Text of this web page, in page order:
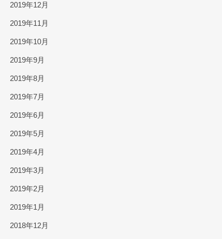
2019年12月
2019年11月
2019年10月
2019年9月
2019年8月
2019年7月
2019年6月
2019年5月
2019年4月
2019年3月
2019年2月
2019年1月
2018年12月